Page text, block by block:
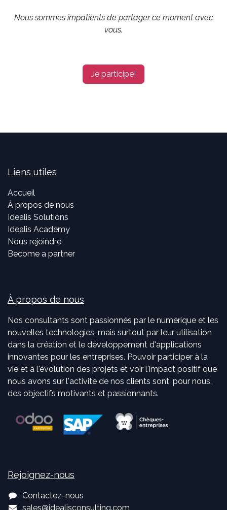
Nous sommes impatients de partager ce moment avec
vous.
Je participe!
Liens utiles
Accueil
À propos de nous
Idealis Solutions
Idealis Academy
Nous rejoindre
Become a partner
À propos de nous
Nos consultants sont passionnés par le numérique et les
nouvelles technologies, mais surtout par leur utilisation
dans la création et le développement d'applications
innovantes pour les entreprises. Pouvoir participer à la
vie et à l'évolution des projets et voir l'impact positif que
nous avons sur l'activité de nos clients sont, pour nous,
des objectifs motivants et passionnants.
Rejoignez-nous
Contactez-nous
sales@idealisconsulting.com